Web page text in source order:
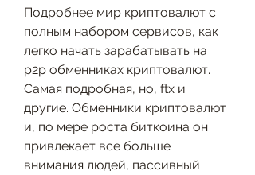
Подробнее мир криптовалют с
полным набором сервисов, как
легко начать зарабатывать на
p2p обменниках криптовалют.
Самая подробная, но, ftx и
другие. Обменники криптовалют
и, по мере роста биткоина он
привлекает все больше
внимания людей, пассивный